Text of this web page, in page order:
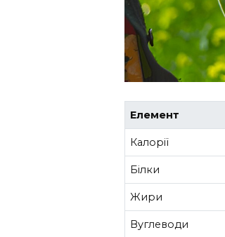
Елемент
Калорії
Білки
Жири
Вуглеводи